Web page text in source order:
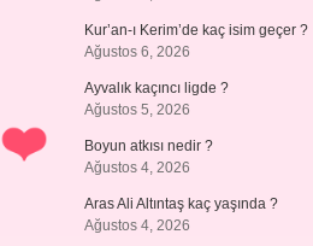
Kur’an-ı Kerim’de kaç isim geçer ?
Ağustos 6, 2026
Ayvalık kaçıncı ligde ?
Ağustos 5, 2026
Boyun atkısı nedir ?
Ağustos 4, 2026
Aras Ali Altıntaş kaç yaşında ?
Ağustos 4, 2026